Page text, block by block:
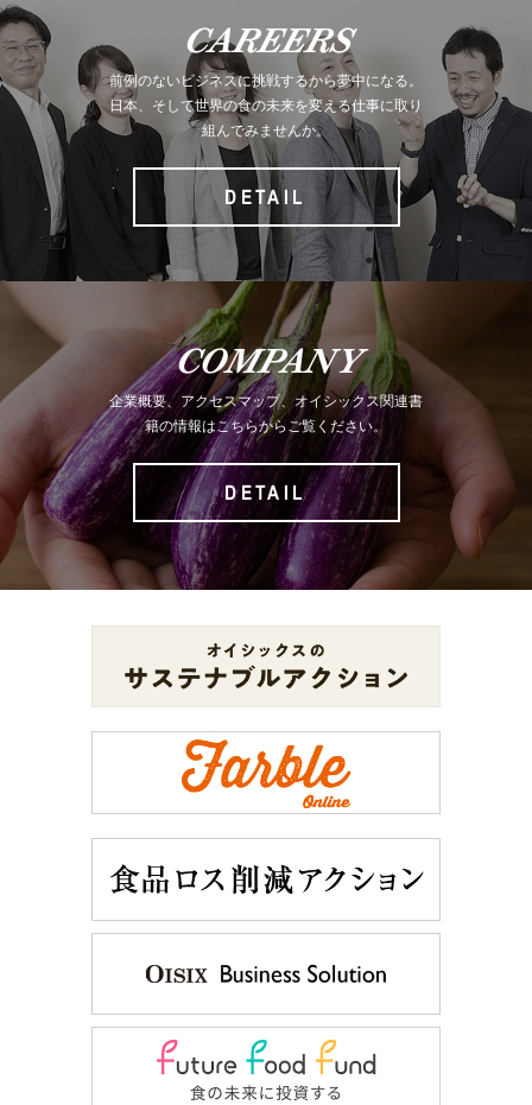
CAREERS
前例のないビジネスに挑戦するから夢中になる。
日本、そして世界の食の未来を変える仕事に取り
組んでみませんか。
DETAIL
COMPANY
企業概要、アクセスマップ、オイシックス関連書
籍の情報はこちらからご覧ください。
DETAIL